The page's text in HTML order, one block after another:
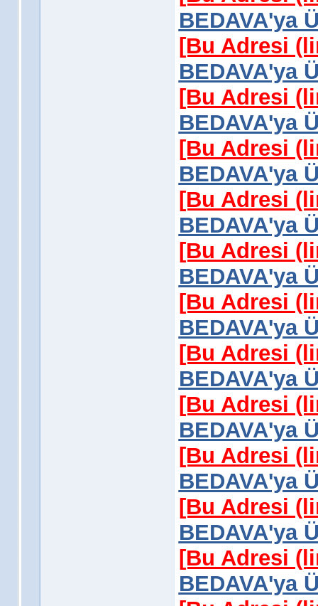
BEDAVA'ya
[Bu Adresi
BEDAVA'ya
[Bu Adresi
BEDAVA'ya
[Bu Adresi
BEDAVA'ya
[Bu Adresi
BEDAVA'ya
[Bu Adresi
BEDAVA'ya
[Bu Adresi
BEDAVA'ya
[Bu Adresi
BEDAVA'ya
[Bu Adresi
BEDAVA'ya
[Bu Adresi
BEDAVA'ya
[Bu Adresi
BEDAVA'ya
[Bu Adresi
BEDAVA'ya